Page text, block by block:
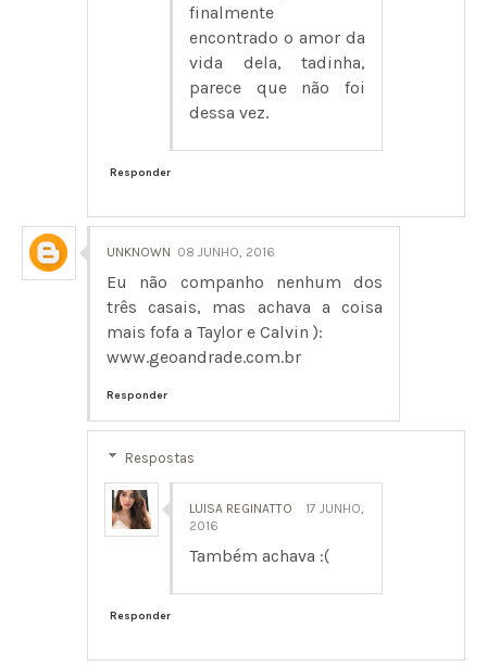
finalmente
encontrado o amor da
vida dela, tadinha,
parece que não foi
dessa vez.
Responder
UNKNOWN 08 JUNHO, 2016
Eu não companho nenhum dos
três casais, mas achava a coisa
mais fofa a Taylor e Calvin ):
www.geoandrade.com.br
Responder
Respostas
LUISA REGINATTO
17 JUNHO,
2016
Também achava :(
Responder